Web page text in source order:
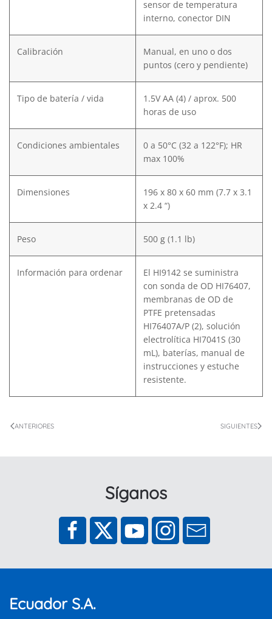
sensor de temperatura
interno, conector DIN
Calibración
Manual, en uno o dos
puntos (cero y pendiente)
Tipo de batería / vida
1.5V AA (4) / aprox. 500
horas de uso
Condiciones ambientales
0 a 50°C (32 a 122°F); HR
max 100%
Dimensiones
196 x 80 x 60 mm (7.7 x 3.1
x 2.4 “)
Peso 500 g (1.1 lb)
Información para ordenar
El HI9142 se suministra
con sonda de OD HI76407,
membranas de OD de
PTFE pretensadas
HI76407A/P (2), solución
electrolítica HI7041S (30
mL), baterías, manual de
instrucciones y estuche
resistente.
ANTERIORES SIGUIENTES
Síganos
Ecuador S.A.